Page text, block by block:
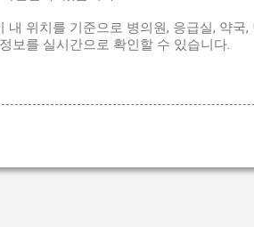
내 위치를 기준으로 병의원, 응급실, 약국,
보를 실시간으로 확인할 수 있습니다.